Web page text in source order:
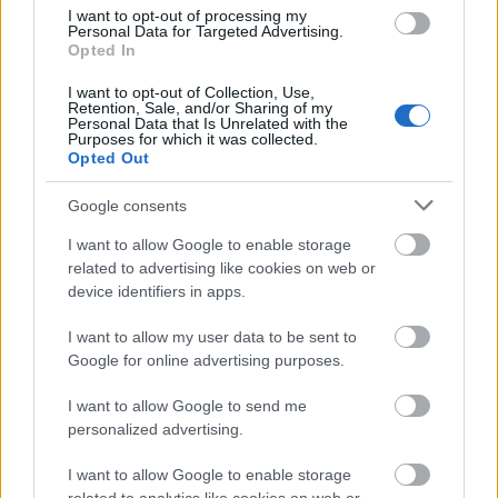
I want to opt-out of processing my
Personal Data for Targeted Advertising.
Opted In
I want to opt-out of Collection, Use,
Retention, Sale, and/or Sharing of my
Personal Data that Is Unrelated with the
Purposes for which it was collected.
Opted Out
Google consents
I want to allow Google to enable storage
related to advertising like cookies on web or
device identifiers in apps.
I want to allow my user data to be sent to
Google for online advertising purposes.
I want to allow Google to send me
personalized advertising.
I want to allow Google to enable storage
és bármikor felhívhatom.
nem csak a növénytermesztéshez kell értenie.
Más segítséggel kihez fordulhattatok?
Számunkra az értékesítés volt a legnehezebb, de a
Amikor rájöttünk, hogy nemcsak magunknak
termelünk, hanem szeretnénk nagyobb
mennyiségben foglalkozni a termékeinkkel, még
nem volt nagy piaca a vegyszermentes
belgrádi civil szervezetet, akik az ökogazdálkodást
népszerűsítették, és kereskedni is szerettek volna, így
ő felvevőkapacitásuk, úgy tudtuk mi is növelni az
átállított területeinket. Rajtuk keresztül ismertük
meg a kereskedőket, akik a kezdetben eltartottak
minket.